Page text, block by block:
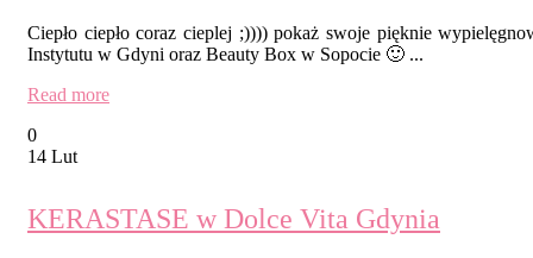
Ciepło ciepło coraz cieplej ;)))) pokaż swoje pięknie
Instytutu w Gdyni oraz Beauty Box w Sopocie 🙂 ...
Read more
0
14 Lut
KERASTASE w Dolce Vita Gdynia